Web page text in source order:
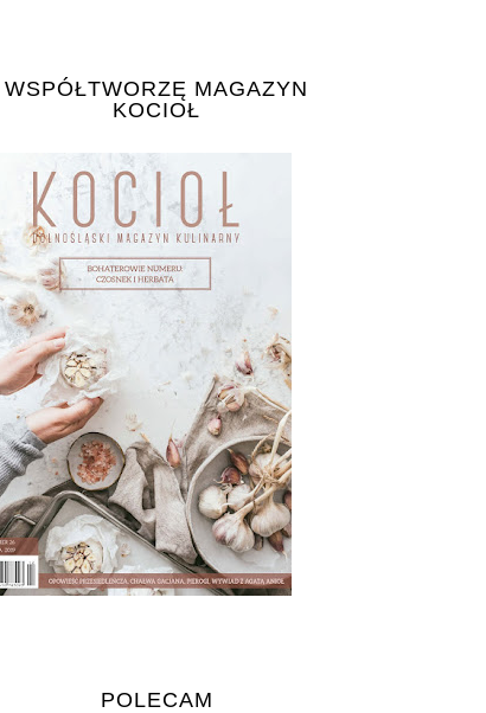
WSPÓŁTWORZĘ MAGAZYN
KOCIOŁ
POLECAM